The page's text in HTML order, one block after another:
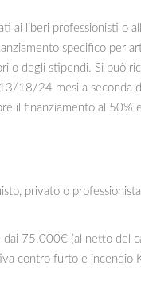
liberi professionisti o
specifico per
o degli stipendi. Si può
18/24 mesi a seconda
il finanziamento al 50%
privato o
75.000€ (al netto del
contro furto e